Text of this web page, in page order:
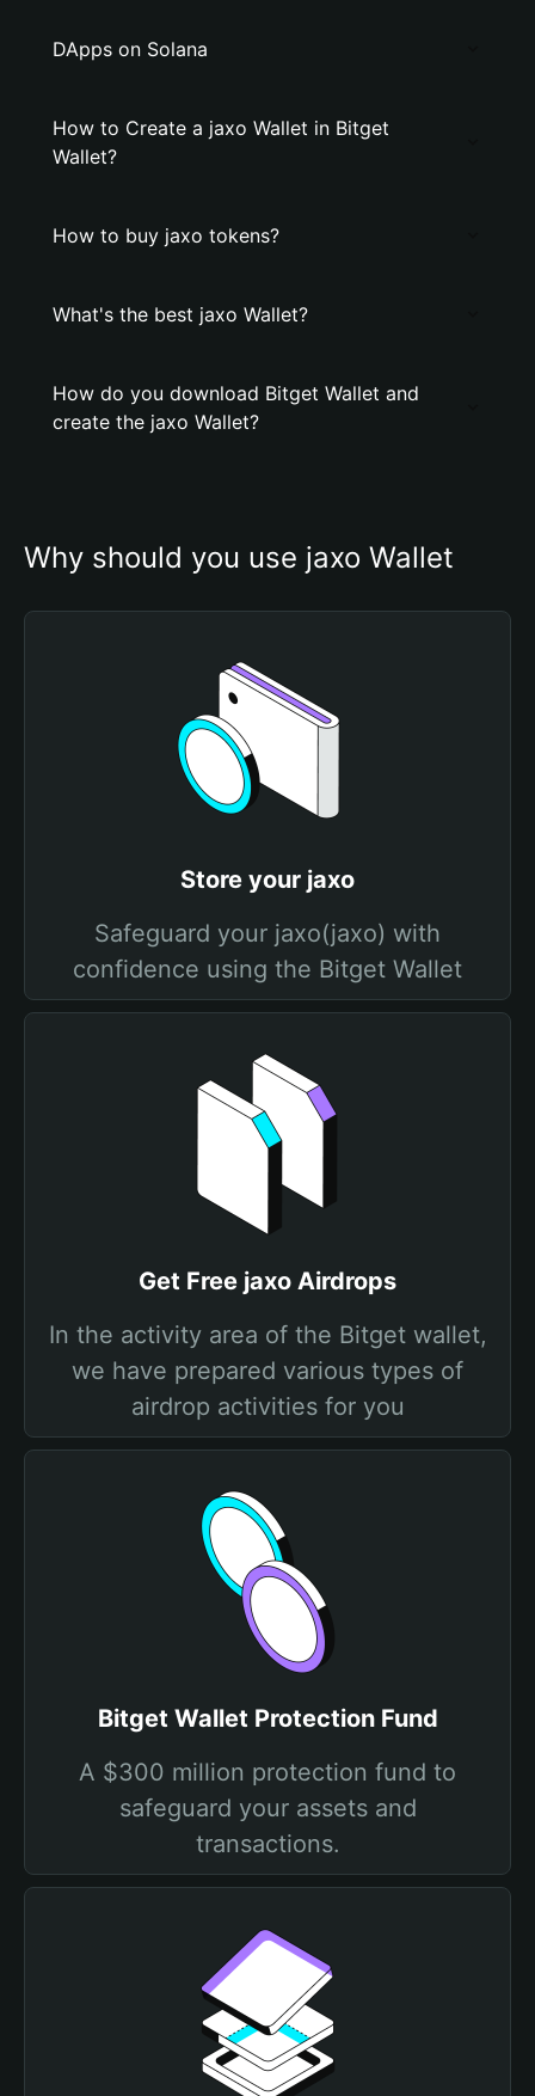
DApps on Solana
How to Create a jaxo Wallet in Bitget
Wallet?
How to buy jaxo tokens?
What's the best jaxo Wallet?
How do you download Bitget Wallet and
create the jaxo Wallet?
Why should you use jaxo Wallet
Store your jaxo
Safeguard your jaxo(jaxo) with
confidence using the Bitget Wallet
Get Free jaxo Airdrops
In the activity area of the Bitget wallet,
we have prepared various types of
airdrop activities for you
Bitget Wallet Protection Fund
A $300 million protection fund to
safeguard your assets and
transactions.